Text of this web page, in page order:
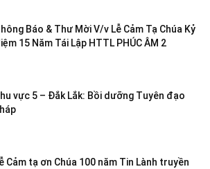
Báo & Thư Mời V/v Lễ Cảm Tạ Chúa Kỷ
15 Năm Tái Lập HTTL PHÚC ÂM 2
vực 5 – Đắk Lắk: Bồi dưỡng Tuyên đạo
Cảm tạ ơn Chúa 100 năm Tin Lành truyền